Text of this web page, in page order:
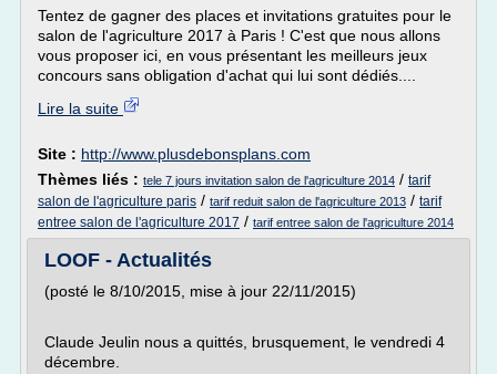
Tentez de gagner des places et invitations gratuites pour le
salon de l'agriculture 2017 à Paris ! C'est que nous allons
vous proposer ici, en vous présentant les meilleurs jeux
concours sans obligation d'achat qui lui sont dédiés....
Lire la suite
Site : http://www.plusdebonsplans.com
Thèmes liés : tele 7 jours invitation salon de l'agriculture 2014 / tarif
salon de l'agriculture paris / tarif reduit salon de l'agriculture 2013 / tarif
entree salon de l'agriculture 2017 / tarif entree salon de l'agriculture 2014
LOOF - Actualités
(posté le 8/10/2015, mise à jour 22/11/2015)
Claude Jeulin nous a quittés, brusquement, le vendredi 4
décembre.